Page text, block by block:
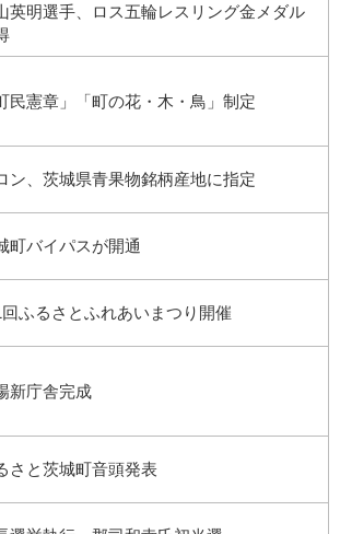
英明選手、ロス五輪レスリング金メダル
民憲章」「町の花・木・鳥」制定
ン、茨城県青果物銘柄産地に指定
町バイパスが開通
ふるさとふれあいまつり開催
新庁舎完成
さと茨城町音頭発表